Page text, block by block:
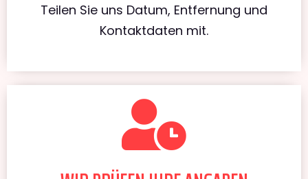
Teilen Sie uns Datum, Entfernung und
Kontaktdaten mit.